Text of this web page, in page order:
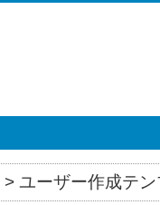
> ユーザー作成テ